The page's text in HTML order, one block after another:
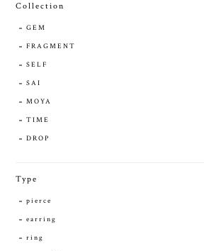
Collection
GEM
FRAGMENT
SELF
SAI
MOYA
TIME
DROP
Type
pierce
earring
ring